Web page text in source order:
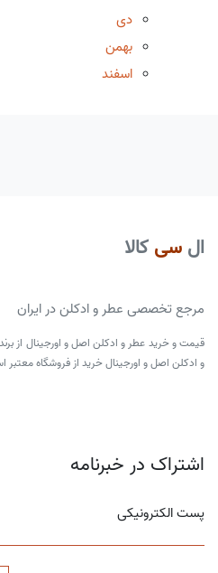
دی
بهمن
اسفند
ال سی کالا
مرجع تخصصی عطر و ادکلن در ایران
قیمت و خرید عطر و ادکلن اصل و اورجینال از
و ادکلن اصل و اورجینال خرید از فروشگاه معتبر
اشتراک در خبرنامه
پست الکترونیکی